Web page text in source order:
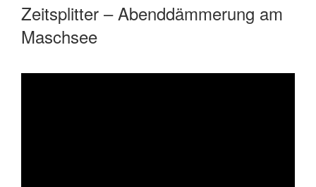
Zeitsplitter – Abenddämmerung am
Maschsee